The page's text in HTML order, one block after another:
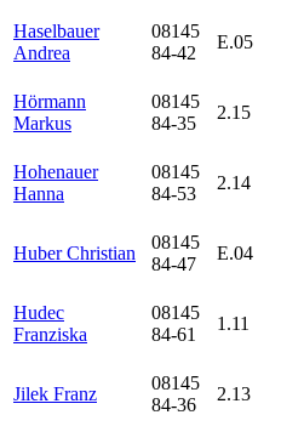
Haselbauer
Andrea
08145
84-42
E.05
Hörmann
Markus
08145
84-35
2.15
Hohenauer
Hanna
08145
84-53
2.14
Huber Christian
08145
84-47
E.04
Hudec
Franziska
08145
84-61
1.11
Jilek Franz
08145
84-36
2.13